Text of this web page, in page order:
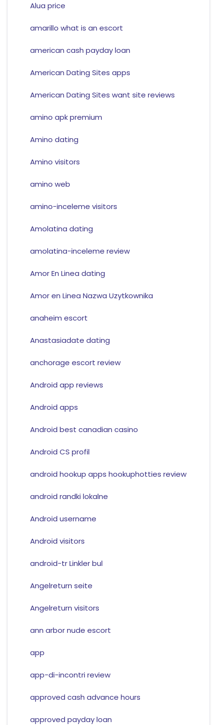
Alua price
amarillo what is an escort
american cash payday loan
American Dating Sites apps
American Dating Sites want site reviews
amino apk premium
Amino dating
Amino visitors
amino web
amino-inceleme visitors
Amolatina dating
amolatina-inceleme review
Amor En Linea dating
Amor en Linea Nazwa Uzytkownika
anaheim escort
Anastasiadate dating
anchorage escort review
Android app reviews
Android apps
Android best canadian casino
Android CS profil
android hookup apps hookuphotties review
android randki lokalne
Android username
Android visitors
android-tr Linkler bul
Angelreturn seite
Angelreturn visitors
ann arbor nude escort
app
app-di-incontri review
approved cash advance hours
approved payday loan